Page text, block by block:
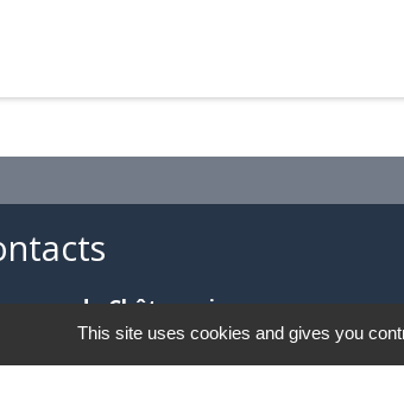
de Châteauvieux
Espace Roger Boyer
Châteauvieux - FRANCE
This site uses cookies and gives you